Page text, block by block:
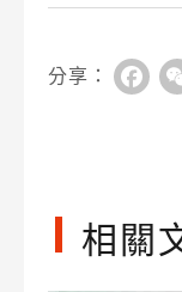
分享：
相關